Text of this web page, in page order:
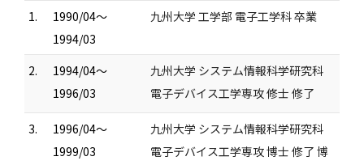
1.
1990/04～
1994/03
九州大学 工学部 電子工学科 卒業
2.
1994/04～
1996/03
九州大学 システム情報科学研究科
電子デバイス工学専攻 修士 修了
3.
1996/04～
1999/03
九州大学 システム情報科学研究科
電子デバイス工学専攻 博士 修了 博